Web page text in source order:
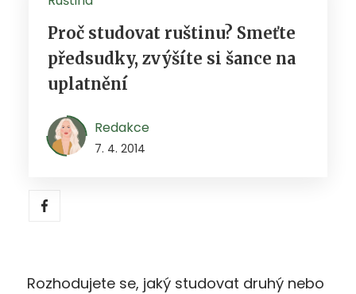
Proč studovat ruštinu? Smeťte
předsudky, zvýšíte si šance na
uplatnění
Redakce
7. 4. 2014
Rozhodujete se, jaký studovat druhý nebo